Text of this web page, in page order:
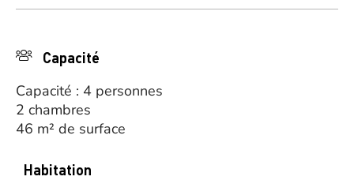
Capacité
Capacité : 4 personnes
2 chambres
46 m² de surface
Habitation